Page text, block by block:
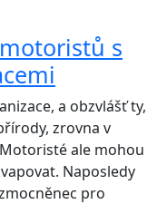
s
a obzvlášť ty,
zrovna v
ale mohou
Naposledy
pro